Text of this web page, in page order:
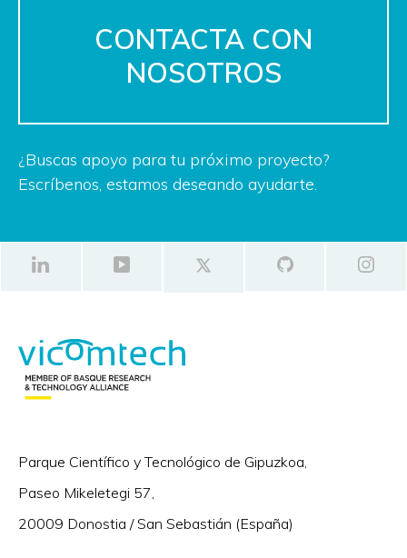
CONTACTA CON
NOSOTROS
¿Buscas apoyo para tu próximo proyecto?
Escríbenos, estamos deseando ayudarte.
Parque Científico y Tecnológico de Gipuzkoa,
Paseo Mikeletegi 57,
20009 Donostia / San Sebastián (España)